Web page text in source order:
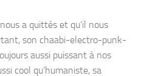
a quittés et qu’il nous
son chaabi-electro-punk-
aussi puissant à nos
cool qu’humaniste, sa